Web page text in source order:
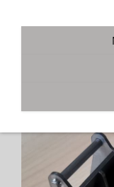
Komatsu PC228